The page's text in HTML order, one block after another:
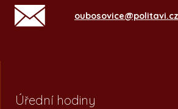
oubosovice@politavi.cz
Úřední hodiny